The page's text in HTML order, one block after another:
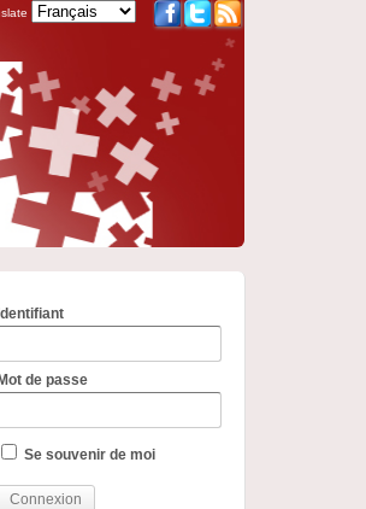
Identifiant
Mot de passe
Se souvenir de moi